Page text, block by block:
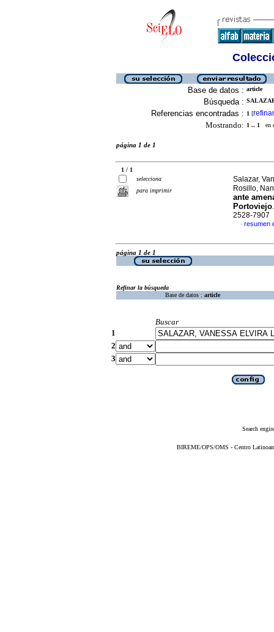
Base de datos : article
Búsqueda :
Referencias encontradas : 1 [refinar
Mostrando: 1 .. 1 en
página 1 de 1
1 / 1
selecciona
para imprimir
Salazar,
Rosillo,
ante
Portoviejo
2528-7907
· resumen
página 1 de 1
Refinar la búsqueda
Base de datos : article
Buscar
1
2
3
Search
BIREME/OPS/OMS - Centro